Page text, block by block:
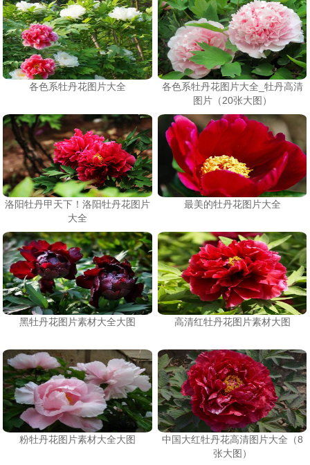
各色系牡丹花图片大全
各色系牡丹花图片大全_牡丹高清
图片（20张大图）
洛阳牡丹甲天下！洛阳牡丹花图片
大全
最美的牡丹花图片大全
黑牡丹花图片素材大全大图 高清红牡丹花图片素材大图
粉牡丹花图片素材大全大图
中国大红牡丹花高清图片大全（8
张大图）